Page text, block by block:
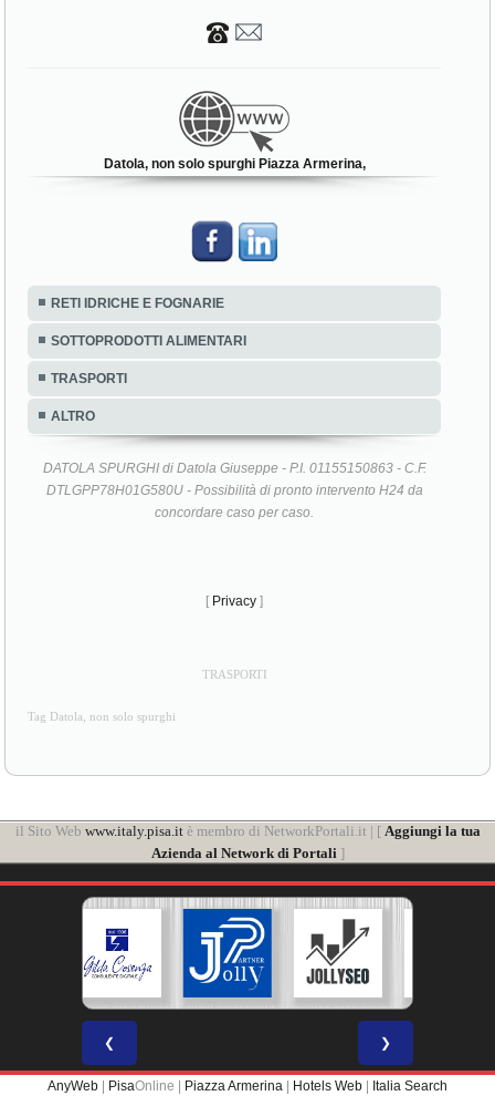
Datola, non solo spurghi Piazza Armerina,
RETI IDRICHE E FOGNARIE
SOTTOPRODOTTI ALIMENTARI
TRASPORTI
ALTRO
DATOLA SPURGHI di Datola Giuseppe - P.I. 01155150863 - C.F.
DTLGPP78H01G580U - Possibilità di pronto intervento H24 da
concordare caso per caso.
[ Privacy ]
TRASPORTI
Tag Datola, non solo spurghi
il Sito Web www.italy.pisa.itè membro di NetworkPortali.it | [ Aggiungi la tua
Azienda al Network di Portali]
❮ ❯
AnyWeb PisaOnline | Piazza Armerina Hotels Web Italia Search